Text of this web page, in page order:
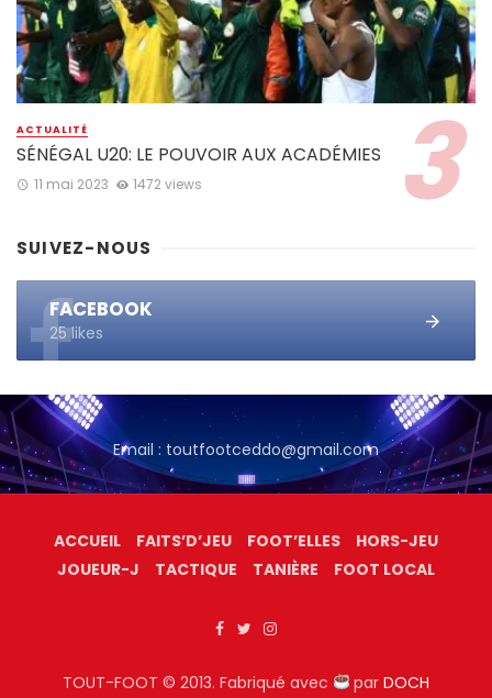
ACTUALITÉ
SÉNÉGAL U20: LE POUVOIR AUX ACADÉMIES
11 mai 2023 1472 views
SUIVEZ-NOUS
FACEBOOK
25 likes
Email : toutfootceddo@gmail.com
ACCUEIL FAITS’D’JEU FOOT’ELLES
HORS-JEU
JOUEUR-J
TACTIQUE TANIÈRE FOOT LOCAL
TOUT-FOOT © 2013. Fabriqué avec parDOCH